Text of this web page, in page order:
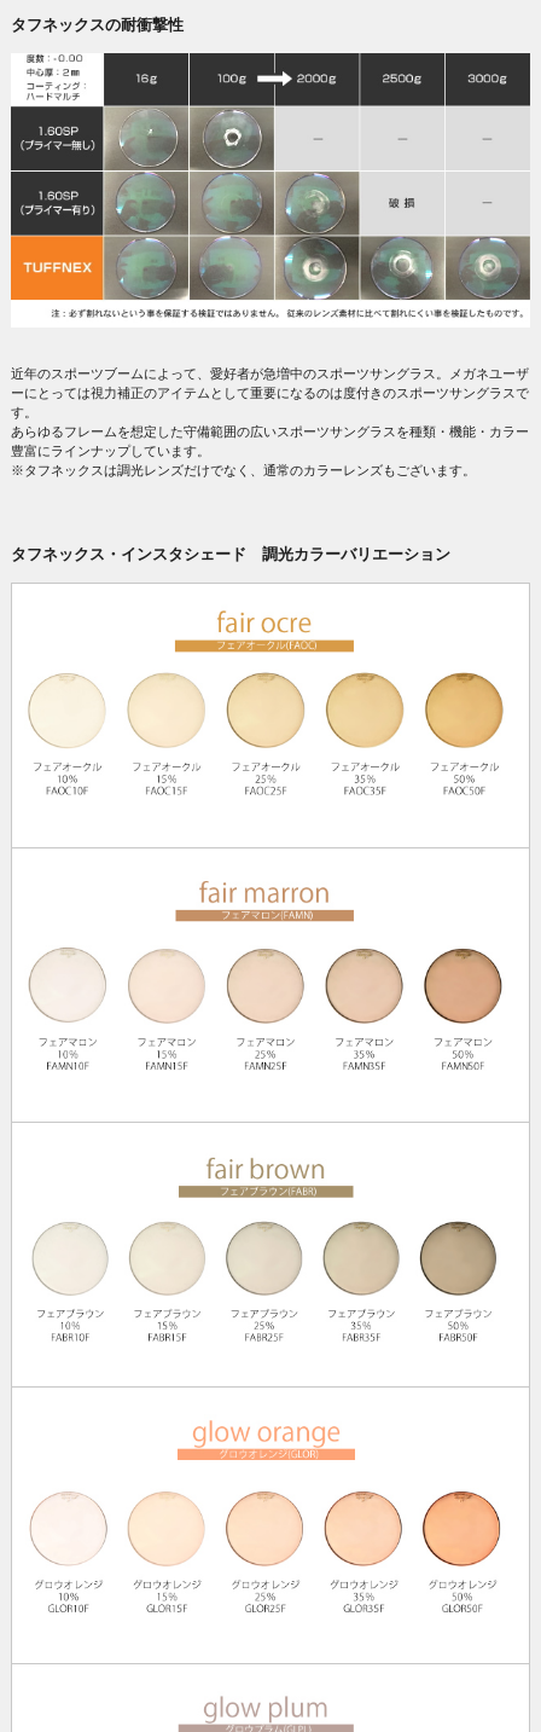
タフネックスの耐衝撃性
近年のスポーツブームによって、愛好者が急増中のスポーツサングラス。メガネユーザ
ーにとっては視力補正のアイテムとして重要になるのは度付きのスポーツサングラスで
す。
あらゆるフレームを想定した守備範囲の広いスポーツサングラスを種類・機能・カラー
豊富にラインナップしています。
※タフネックスは調光レンズだけでなく、通常のカラーレンズもございます。
タフネックス・インスタシェード 調光カラーバリエーション